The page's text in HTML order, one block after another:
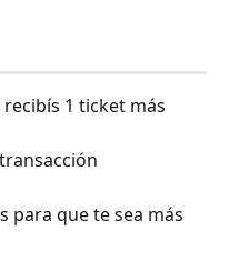
1 ticket más
para que te sea más